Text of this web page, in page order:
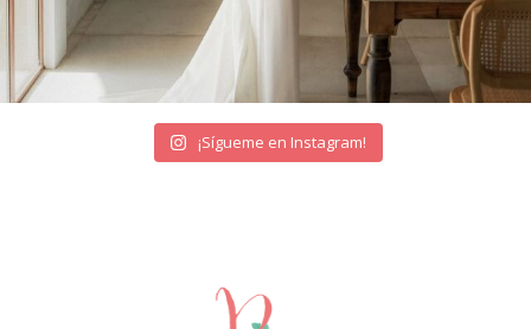
¡Sígueme en Instagram!